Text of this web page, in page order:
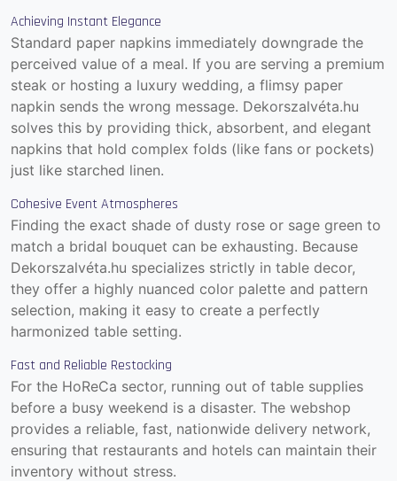
Achieving Instant Elegance
Standard paper napkins immediately downgrade the
perceived value of a meal. If you are serving a premium
steak or hosting a luxury wedding, a flimsy paper
napkin sends the wrong message. Dekorszalvéta.hu
solves this by providing thick, absorbent, and elegant
napkins that hold complex folds (like fans or pockets)
just like starched linen.
Cohesive Event Atmospheres
Finding the exact shade of dusty rose or sage green to
match a bridal bouquet can be exhausting. Because
Dekorszalvéta.hu specializes strictly in table decor,
they offer a highly nuanced color palette and pattern
selection, making it easy to create a perfectly
harmonized table setting.
Fast and Reliable Restocking
For the HoReCa sector, running out of table supplies
before a busy weekend is a disaster. The webshop
provides a reliable, fast, nationwide delivery network,
ensuring that restaurants and hotels can maintain their
inventory without stress.